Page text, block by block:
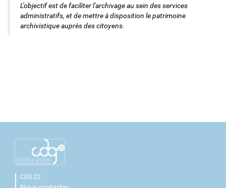
L'objectif est de faciliter l'archivage au sein des services
administratifs, et de mettre à disposition le patrimoine
archivistique auprès des citoyens.
CDG 22